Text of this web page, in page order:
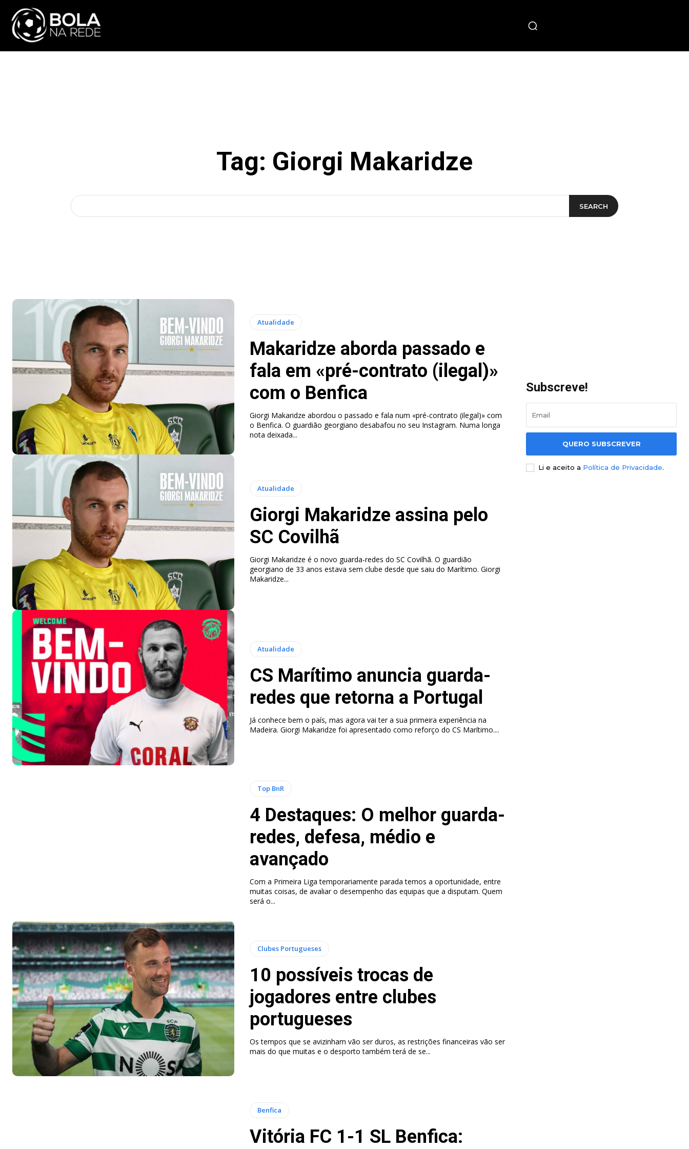
Tag: Giorgi Makaridze
SEARCH
Atualidade
Makaridze aborda passado e
fala em «pré-contrato (ilegal)»
com o Benfica
Giorgi Makaridze abordou o passado e fala num «pré-contrato (ilegal)» com
o Benfica. O guardião georgiano desabafou no seu Instagram. Numa longa
nota deixada...
Atualidade
Giorgi Makaridze assina pelo
SC Covilhã
Giorgi Makaridze é o novo guarda-redes do SC Covilhã. O guardião
georgiano de 33 anos estava sem clube desde que saiu do Marítimo. Giorgi
Makaridze...
Atualidade
CS Marítimo anuncia guarda-
redes que retorna a Portugal
Já conhece bem o país, mas agora vai ter a sua primeira experiência na
Madeira. Giorgi Makaridze foi apresentado como reforço do CS Marítimo....
Top BnR
4 Destaques: O melhor guarda-
redes, defesa, médio e
avançado
Com a Primeira Liga temporariamente parada temos a oportunidade, entre
muitas coisas, de avaliar o desempenho das equipas que a disputam. Quem
será o...
Clubes Portugueses
10 possíveis trocas de
jogadores entre clubes
portugueses
Os tempos que se avizinham vão ser duros, as restrições financeiras vão ser
mais do que muitas e o desporto também terá de se...
Benfica
Vitória FC 1-1 SL Benfica:
Subscreve!
QUERO SUBSCREVER
Li e aceito a Política de Privacidade.